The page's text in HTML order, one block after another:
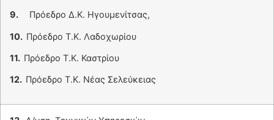
9. Πρόεδρο Δ.Κ. Ηγουμενίτσας,
10. Πρόεδρο Τ.Κ. Λαδοχωρίου
11. Πρόεδρο Τ.Κ. Καστρίου
12. Πρόεδρο Τ.Κ. Νέας Σελεύκειας